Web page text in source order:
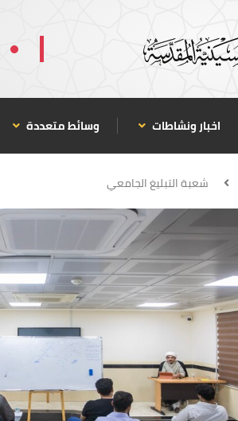
اخبار ونشاطات وسائط متعددة
شعبة التبليغ الجامعي